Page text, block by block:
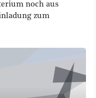
noch aus
zum